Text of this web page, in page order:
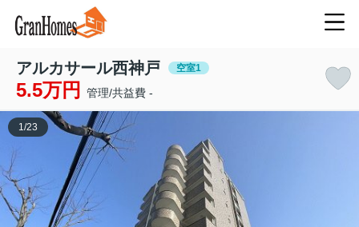
アルカサール西神戸 空室1
5.5万円 管理/共益費 -
1 /23